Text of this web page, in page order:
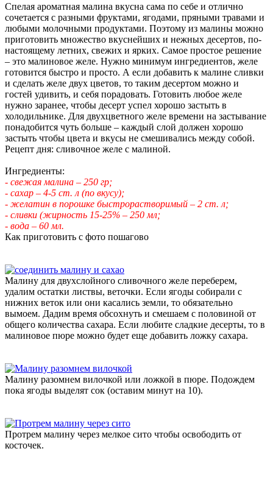
Спелая ароматная малина вкусна сама по себе и отлично
сочетается с разными фруктами, ягодами, пряными травами и
любыми молочными продуктами. Поэтому из малины можно
приготовить множество вкуснейших и нежных десертов, по-
настоящему летних, свежих и ярких. Самое простое решение
– это малиновое желе. Нужно минимум ингредиентов, желе
готовится быстро и просто. А если добавить к малине сливки
и сделать желе двух цветов, то таким десертом можно и
гостей удивить, и себя порадовать. Готовить любое желе
нужно заранее, чтобы десерт успел хорошо застыть в
холодильнике. Для двухцветного желе времени на застывание
понадобится чуть больше – каждый слой должен хорошо
застыть чтобы цвета и вкусы не смешивались между собой.
Рецепт дня: сливочное желе с малиной.
Ингредиенты:
- свежая малина – 250 гр;
- сахар – 4-5 ст. л (по вкусу);
- желатин в порошке быстрорастворимый – 2 ст. л;
- сливки (жирность 15-25% – 250 мл;
- вода – 60 мл.
Как приготовить с фото пошагово
Малину для двухслойного сливочного желе переберем,
удалим остатки листвы, веточки. Если ягоды собирали с
нижних веток или они касались земли, то обязательно
вымоем. Дадим время обсохнуть и смешаем с половиной от
общего количества сахара. Если любите сладкие десерты, то в
малиновое пюре можно будет еще добавить ложку сахара.
Малину разомнем вилочкой или ложкой в пюре. Подождем
пока ягоды выделят сок (оставим минут на 10).
Протрем малину через мелкое сито чтобы освободить от
косточек.